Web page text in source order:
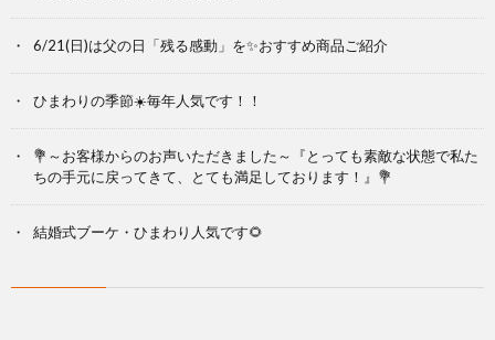
6/21(日)は父の日「残る感動」を✨おすすめ商品ご紹介
ひまわりの季節☀️毎年人気です！！
💐～お客様からのお声いただきました～『とっても素敵な状態で私た
ちの手元に戻ってきて、とても満足しております！』💐
結婚式ブーケ・ひまわり人気です🌻